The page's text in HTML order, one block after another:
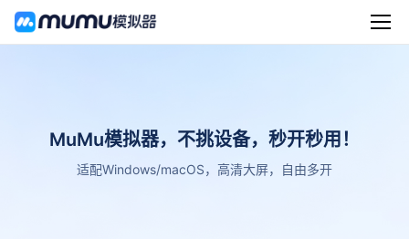
MuMu模拟器，不挑设备，秒开秒用！
适配Windows/macOS，高清大屏，自由多开